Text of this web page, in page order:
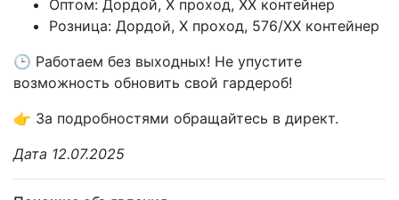
Оптом: Дордой, X проход, XX контейнер
Розница: Дордой, X проход, 576/XX контейнер
🕒 Работаем без выходных! Не упустите
возможность обновить свой гардероб!
👉 За подробностями обращайтесь в директ.
Дата 12.07.2025